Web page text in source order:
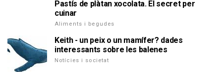
Pastís de plàtan xocolata. El secret per
cuinar
Aliments i begudes
Keith - un peix o un mamífer? dades
interessants sobre les balenes
Notícies i societat